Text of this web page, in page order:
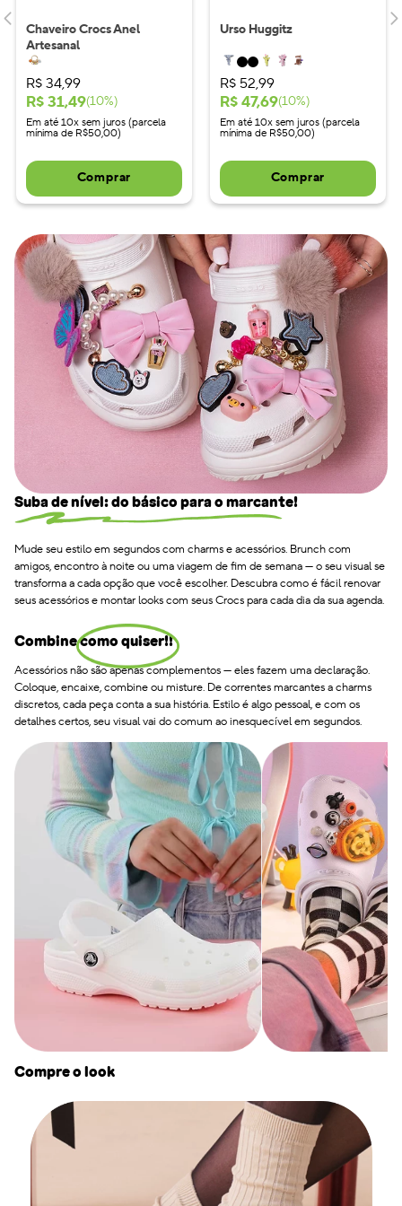
Chaveiro Crocs Anel
Artesanal
R$ 34,99
R$31,49(10%)
Em até 10x sem juros (parcela
mínima de R$50,00)
Comprar
Urso Huggitz
R$ 52,99
R$47,69(10%)
Em até 10x sem juros (parcela
mínima de R$50,00)
Comprar
Suba de nível: do básico para o marcante!
Mude seu estilo em segundos com charms e acessórios. Brunch com
amigos, encontro à noite ou uma viagem de fim de semana — o seu visual se
transforma a cada opção que você escolher. Descubra como é fácil renovar
seus acessórios e montar looks com seus Crocs para cada dia da sua agenda.
Combine como quiser!!
Acessórios não são apenas complementos — eles fazem uma declaração.
Coloque, encaixe, combine ou misture. De correntes marcantes a charms
discretos, cada peça conta a sua história. Estilo é algo pessoal, e com os
detalhes certos, seu visual vai do comum ao inesquecível em segundos.
Compre o look